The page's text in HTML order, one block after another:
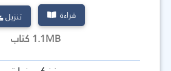
قراءة تنزيل
1.1MB كتاب